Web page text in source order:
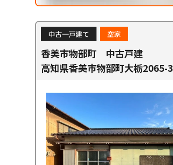
中古一戸建て 空家
香美市物部町 中古戸建
高知県香美市物部町大栃2065-3